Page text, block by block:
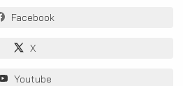
Facebook
X
Youtube